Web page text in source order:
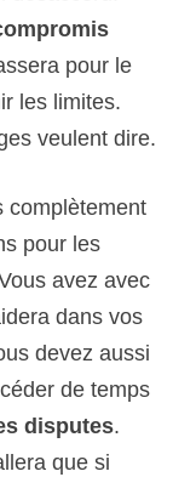
pour le
les limites.
veulent dire.
complètement
pour les
avez avec
dans vos
devez aussi
de temps
disputes.
que si